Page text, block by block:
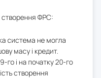
створення ФРС:
система не могла
масу і кредит.
го і на початку 20-го
створення